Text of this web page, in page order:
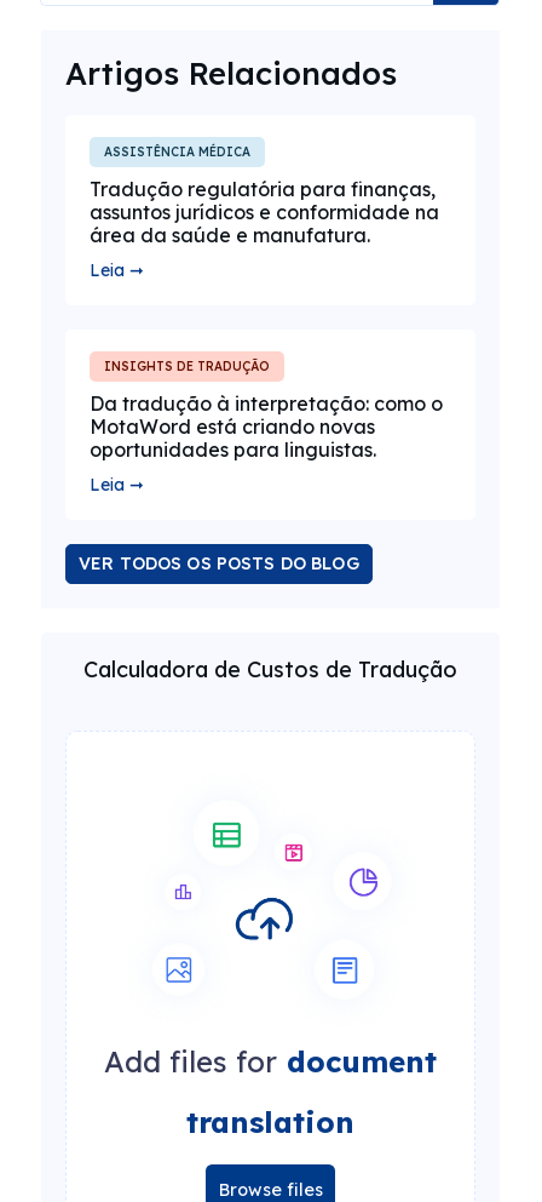
Artigos Relacionados
ASSISTÊNCIA MÉDICA
Tradução regulatória para finanças,
assuntos jurídicos e conformidade na
área da saúde e manufatura.
Leia ➞
INSIGHTS DE TRADUÇÃO
Da tradução à interpretação: como o
MotaWord está criando novas
oportunidades para linguistas.
Leia ➞
VER TODOS OS POSTS DO BLOG
Calculadora de Custos de Tradução
Add files for document
translation
Browse files